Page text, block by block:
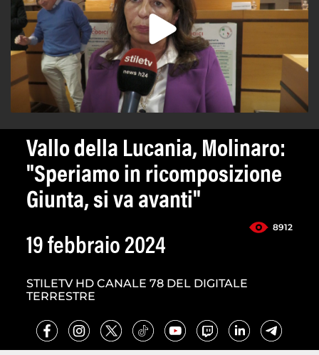
Vallo della Lucania, Molinaro:
"Speriamo in ricomposizione
Giunta, si va avanti"
8912
19 febbraio 2024
STILETV HD CANALE 78 DEL DIGITALE
TERRESTRE